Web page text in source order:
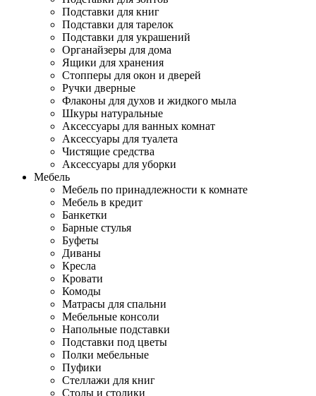
Подставки для книг
Подставки для тарелок
Подставки для украшений
Органайзеры для дома
Ящики для хранения
Стопперы для окон и дверей
Ручки дверные
Флаконы для духов и жидкого мыла
Шкуры натуральные
Аксессуары для ванных комнат
Аксессуары для туалета
Чистящие средства
Аксессуары для уборки
Мебель
Мебель по принадлежности к комнате
Мебель в кредит
Банкетки
Барные стулья
Буфеты
Диваны
Кресла
Кровати
Комоды
Матрасы для спальни
Мебельные консоли
Напольные подставки
Подставки под цветы
Полки мебельные
Пуфики
Стеллажи для книг
Столы и столики